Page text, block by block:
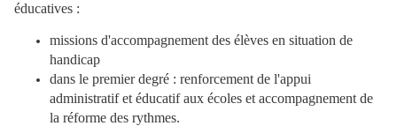
éducatives :
missions d'accompagnement des élèves en situation de
handicap
dans le premier degré : renforcement de l'appui
administratif et éducatif aux écoles et accompagnement de
la réforme des rythmes.